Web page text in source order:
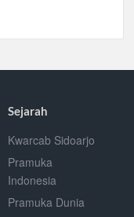
Sejarah
Kwarcab Sidoarjo
Pramuka
Indonesia
Pramuka Dunia